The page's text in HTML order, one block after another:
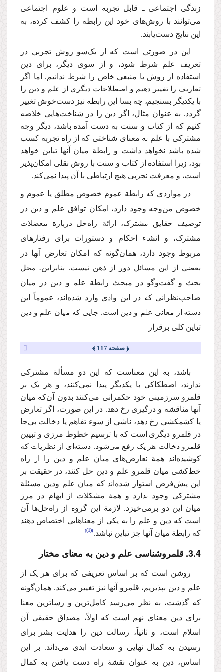
زندگی‌ اجتماعی ـ قابل تجربه است و علوم اجتماعی
می‌توانند با روش‌های خود این رابطه را کشف کرده، به
این نتایج دست‌یابند.
این در صورتی است که از یک‌سو روش تجربی در
تعریف علم شرط شود، و از سوی دیگر، برای دین
استفاده از روش یا منبعی خاص را شرط ندانیم. اما اگر
تعاریف را تغییر دهیم و اصطلاحات دیگری از علم و دین را
با یکدیگر بسنجیم، چه بسا این رابطه نیز دست‌خوش تغییر
گردد. به عنوان مثال، اگر دین را در شناخت‌هایی خلاصه
کنیم که از کتاب و سنت به دست آمده باشد، دیگر وجه
مشترکی با علم به معنای شناختی که از راه تجربه کسب
شده باشد نخواهد داشت و رابطة میان آنها تباین خواهد
بود، زیرا استفاده از کتاب و سنت با روش نقلی امکان‌پذیر
است، و معرفت تجربی هیچ ارتباطی با آن پیدا نمی‌کند.
در مواردی که رابطة عموم خصوص مطلق یا عموم و
خصوص من‌وجه وجود دارد، امکان توافق علم و دین در
توصیف حقایق مشترک، ارائة راه‌حل‌ دربارة معضلات
مشترک، و انشاء احکام و دستورات برای رفتارهای
مربوط وجود دارد، همان‌گونه که امکان تعارض آنها در
بعضی از این مسائل دور از ذهن نیست. بنابراین، محل
بحث و گفت‌وگو در مبحث رابطة علم و دین در میان
صاحب‌نظرانی که در این وادی وارد شده‌اند، عموماً این
دسته از معانی علم و دین است. جایی که میان علم و دین
تباین کلی برقرار
﴿ صفحه 117 ﴾
باشد،‌ به این معناست که این دو مسألة مشترکی
ندارند، اصطکاکی با یکدیگر پیدا نمی‌کنند، و هر یک بر
قلمرو سرزمینی خود حکمرانی می‌کنند بدون آن‌که میان
آنها مناقشه و درگیری رخ دهد. در این صورت، اگر تعارض
یا کشمکشی رخ دهد، ناشی از سوء تفاهم یا دخالت بی‌جا
در قلمرو دیگری است که با ترسیم خطوط مرزی و تبیین
قلمرو دخالت هر یک رفع می‌شود. دسته‌ای از نظریات که
کوشیده‌اند همة تعارض‌های میان علم و دین را از راه
خط‌کشی میان قلمرو علم و دین حل کنند، در حقیقت بر
این پیش‌فرض استوار شده‌اند که میان علم ودین مسئلة
مشترکی وجود ندارد و همة مشکلات از ابهام در مرز
میان این دو برمی‌خیزد. لازمة این گروه از راه‌حل‌ها آن
است که دین و علم را به یکی از معناهایی اختصاص دهند
که رابطة میان آنها جز تباین نباشد. (1)
3.4 . قلمروشناسی علم و دین به معنای مختار
روشن است که بر اساس تعریفی که برای هر یک از
علم و دین بپذیریم، قلمرو آنها نیز تغییر می‌کند. همان‌گونه
که گذشت، به نظر می‌رسد کامل‌ترین و رساترین معنا
برای دین معنای نهم است که اولاً، مصداق حقیقی آن
اسلام است، و ثانیاً، رسالت دین را هدایت بشر برای
رسیدن به کمال نهایی و سعادت ابدی می‌داند. بر این
اساس، دین به عنوان نقشة‌ راه دست یافتن به کمال